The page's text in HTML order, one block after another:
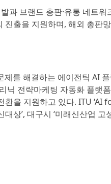
과 브랜드 총판·유통 네트
진출을 지원하며, 해외 총판
를 해결하는 에이전틱 AI
닉 전략마케팅 자동화 플랫
환을 지원하고 있다. ITU
대상’, 대구시 ‘미래신산업